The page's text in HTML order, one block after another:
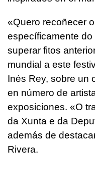
«Quero recoñecer
específicamente do
superar fitos
mundial a este
Inés Rey, sobre un
en número de
exposiciones. «O
da Xunta e da
además de
Rivera.